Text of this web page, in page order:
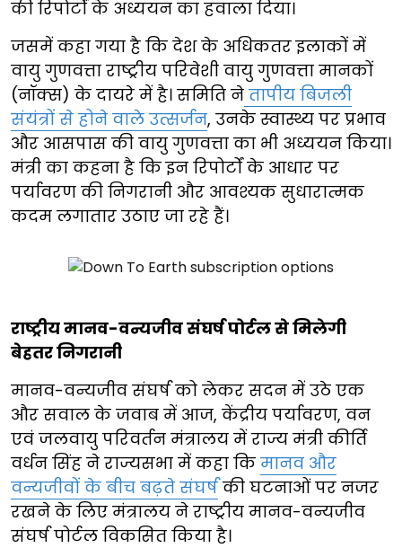
की रिपोर्टों के अध्ययन का हवाला दिया।
जसमें कहा गया है कि देश के अधिकतर इलाकों में
वायु गुणवत्ता राष्ट्रीय परिवेशी वायु गुणवत्ता मानकों
(नॉक्स) के दायरे में है। समिति ने तापीय बिजली
संयंत्रों से होने वाले उत्सर्जन, उनके स्वास्थ्य पर प्रभाव
और आसपास की वायु गुणवत्ता का भी अध्ययन किया।
मंत्री का कहना है कि इन रिपोर्टों के आधार पर
पर्यावरण की निगरानी और आवश्यक सुधारात्मक
कदम लगातार उठाए जा रहे हैं।
राष्ट्रीय मानव-वन्यजीव संघर्ष पोर्टल से मिलेगी
बेहतर निगरानी
मानव-वन्यजीव संघर्ष को लेकर सदन में उठे एक
और सवाल के जवाब में आज, केंद्रीय पर्यावरण, वन
एवं जलवायु परिवर्तन मंत्रालय में राज्य मंत्री कीर्ति
वर्धन सिंह ने राज्यसभा में कहा कि मानव और
वन्यजीवों के बीच बढ़ते संघर्षकी घटनाओं पर नजर
रखने के लिए मंत्रालय ने राष्ट्रीय मानव-वन्यजीव
संघर्ष पोर्टल विकसित किया है।